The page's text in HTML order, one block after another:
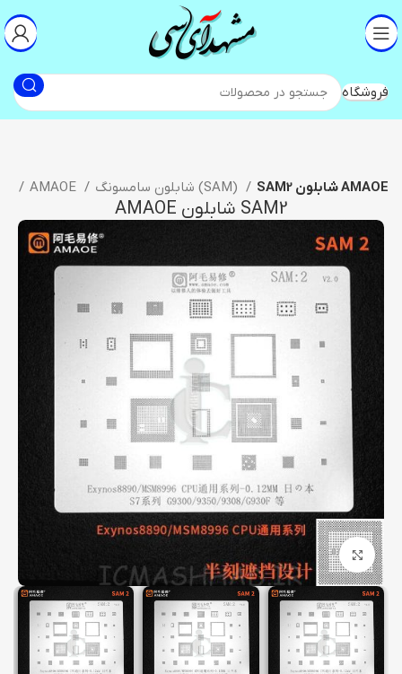
فروشگاه
AMAOE شابلون سامسونگ (SAM) SAM2 شابلون AMAOE
SAM2 شابلون AMAOE
برای بزرگنمایی کلیک کنید